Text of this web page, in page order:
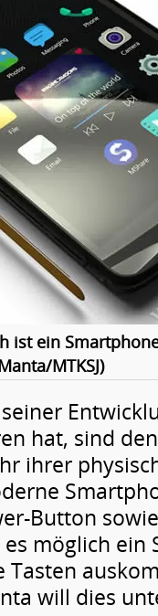
ist ein
MTKSJ)
hat, sind
ihrer
Button
möglich ein
will dies